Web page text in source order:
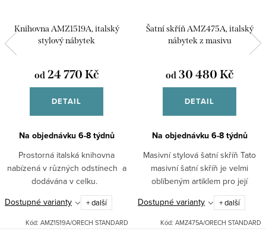
Knihovna AMZ1519A, italský
stylový nábytek
od24 770 Kč
DETAIL
Na objednávku 6-8 týdnů
Prostorná italská knihovna
nabízená v různých odstínech a
dodávána v celku.
Dostupné varianty
+ další
Kód: AMZ1519A/ORECH STANDARD
Šatní skříň AMZ475A, italský
nábytek z masivu
od30 480 Kč
DETAIL
Na objednávku 6-8 týdnů
Masivní stylová šatní skříň Tato
masivní šatní skříň je velmi
oblíbeným artiklem pro její
klasický design, úsporu místa a
snadné otevírání. Poskytuje
kvalitu, účelnost i...
Dostupné varianty + další
Kód: AMZ475A/ORECH STANDARD